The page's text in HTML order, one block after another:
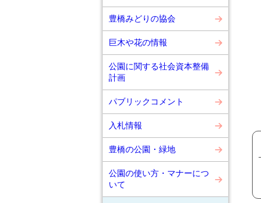
豊橋みどりの協会
巨木や花の情報
公園に関する社会資本整備
計画
パブリックコメント
入札情報
豊橋の公園・緑地
公園の使い方・マナーにつ
いて